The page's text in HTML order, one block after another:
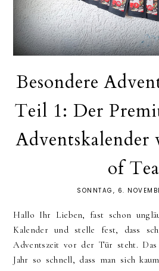
Besondere
Teil 1: Der
Adventskalender
of Tea
SONNTAG, 6.
Hallo Ihr Lieben, fast schon
Kalender und stelle fest, dass
Adventszeit vor der Tür steht.
Jahr so schnell, dass man sich